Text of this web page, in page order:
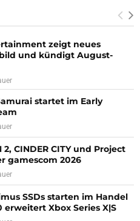
zeigt neues
und kündigt August-
startet im Early
2, CINDER CITY und Project
gamescom 2026
SSDs starten im Handel
erweitert Xbox Series X|S